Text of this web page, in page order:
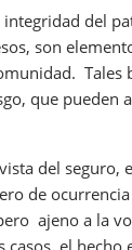
integridad del
son
Tales
que pueden
del seguro,
de
ajeno a la